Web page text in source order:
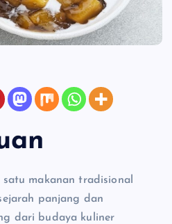
satu makanan tradisional
panjang dan
dari budaya kuliner